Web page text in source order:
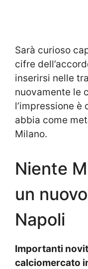
Sarà curioso
cifre
inserirsi nelle
nuovamente le
l’impressione
abbia come
Milano.
Niente
un
Napoli
Importanti
calciomercato